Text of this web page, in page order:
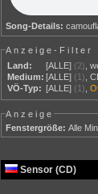
Song-Details:
Anzeige-Filter
Land:
[ALLE] (2) ,
Medium: [ALLE] (1) ,
VÖ-Typ: [ALLE] (1) ,
Anzeige
Fenstergröße: Alle
Sensor (CD)